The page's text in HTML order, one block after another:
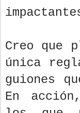
acción
Creo que
única
guiones
En